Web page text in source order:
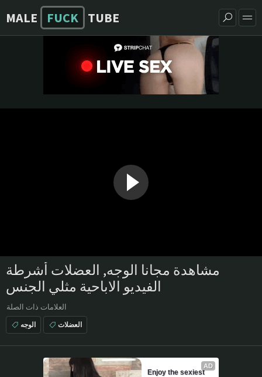
MALE FUCK TUBE
مشاهدة مجانا الوجه, العضلات أشرطة
الفيديو الاباحية مثلي الجنس
العلامات ذات الصلة
الوجه العضلات
AD
Enjoy the sexiest